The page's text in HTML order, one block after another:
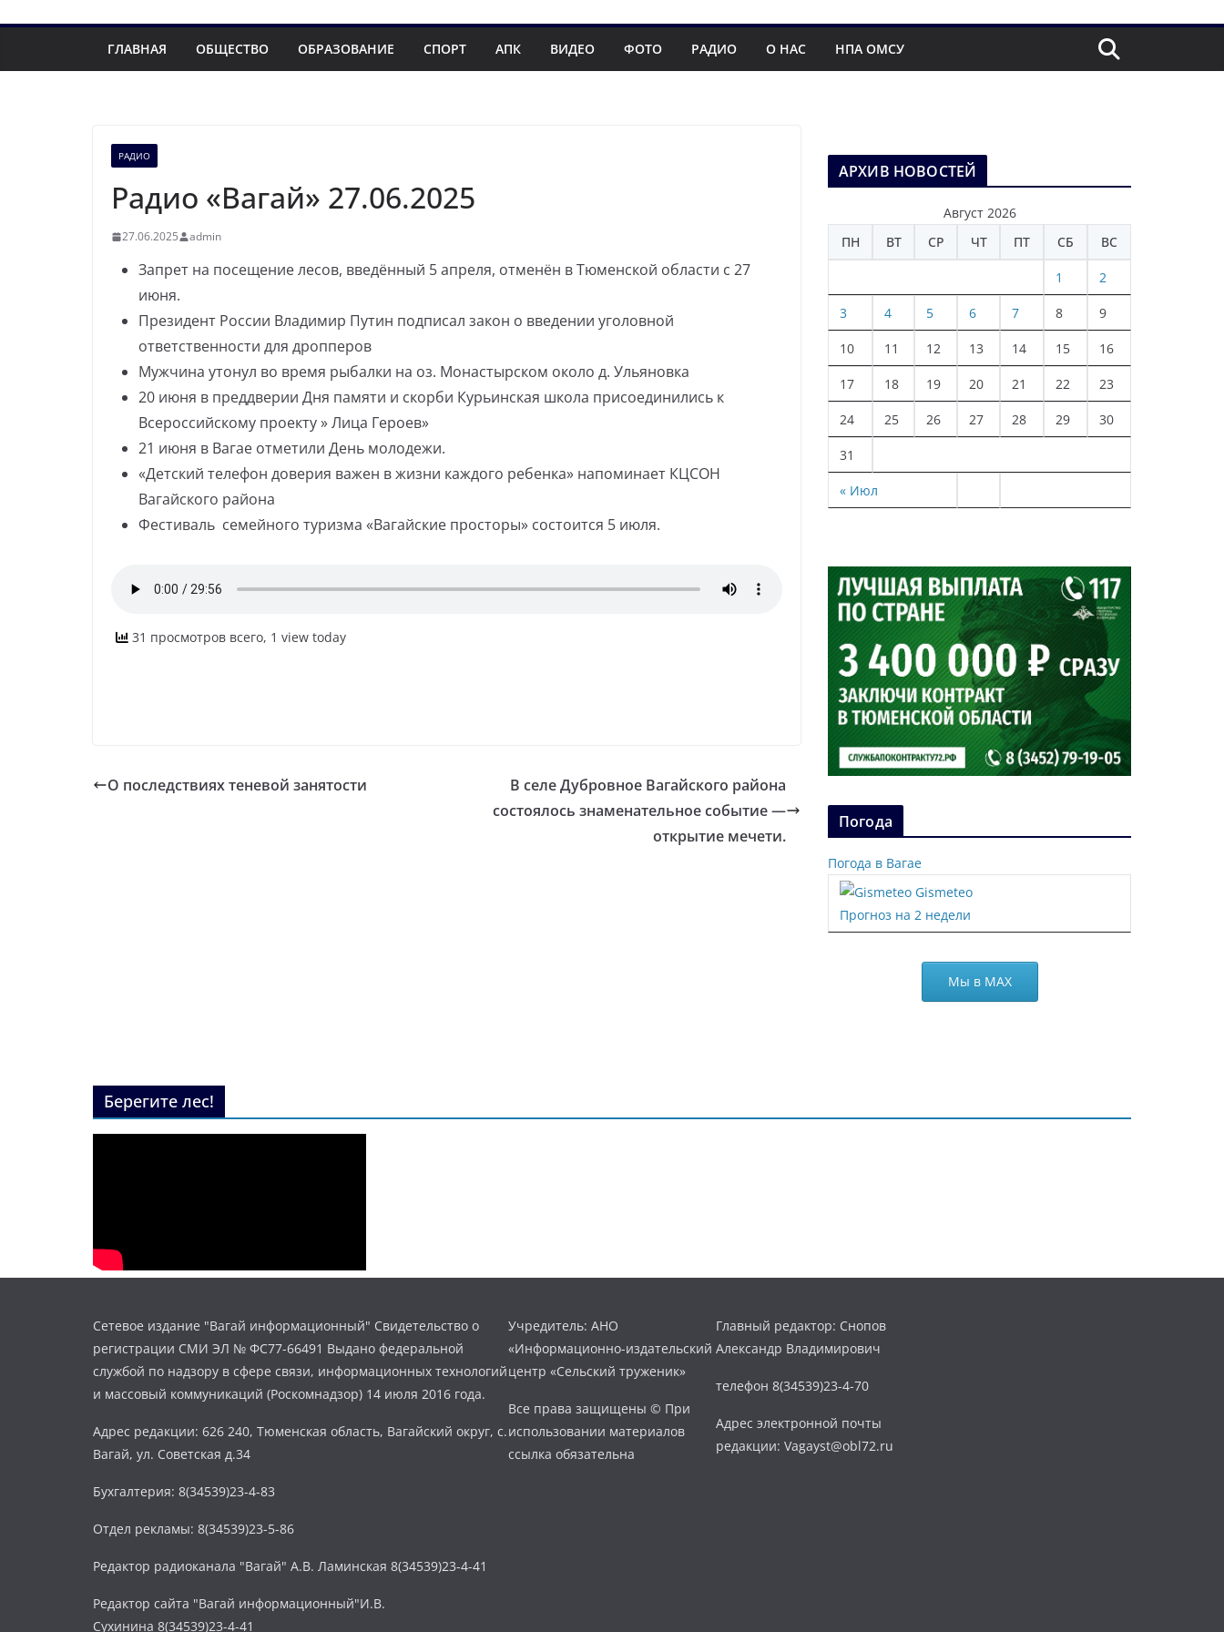
ГЛАВНАЯ ОБЩЕСТВО ОБРАЗОВАНИЕ СПОРТ АПК ВИДЕО ФОТО РАДИО О НАС НПА ОМСУ
РАДИО
Радио «Вагай» 27.06.2025
27.06.2025 admin
Запрет на посещение лесов, введённый 5 апреля, отменён в Тюменской области с 27
июня.
Президент России Владимир Путин подписал закон о введении уголовной
ответственности для дропперов
Мужчина утонул во время рыбалки на оз. Монастырском около д. Ульяновка
20 июня в преддверии Дня памяти и скорби Курьинская школа присоединились к
Всероссийскому проекту » Лица Героев»
21 июня в Вагае отметили День молодежи.
«Детский телефон доверия важен в жизни каждого ребенка» напоминает КЦСОН
Вагайского района
Фестиваль семейного туризма «Вагайские просторы» состоится 5 июля.
31 просмотров всего, 1 view today
О последствиях теневой занятости
В селе Дубровное Вагайского района
состоялось знаменательное событие —
открытие мечети.
АРХИВ НОВОСТЕЙ
Август 2026
ПН
ВТ СР ЧТ ПТ СБ ВС
« Июл
1 2
3 4 5 6 7 8 9
10 11 12 13 14 15 16
17 18 19 20 21 22 23
24 25 26 27 28 29 30
31
Погода
Погода в Вагае
Gismeteo
Прогноз на 2 недели
Мы в МАХ
Берегите лес!
Сетевое издание "Вагай информационный" Свидетельство о
регистрации СМИ ЭЛ № ФС77-66491 Выдано федеральной
службой по надзору в сфере связи, информационных технологий
и массовый коммуникаций (Роскомнадзор) 14 июля 2016 года.
Адрес редакции: 626 240, Тюменская область, Вагайский округ, с.
Вагай, ул. Советская д.34
Бухгалтерия: 8(34539)23-4-83
Отдел рекламы: 8(34539)23-5-86
Редактор радиоканала "Вагай" А.В. Ламинская 8(34539)23-4-41
Редактор сайта "Вагай информационный"И.В.
Сухинина 8(34539)23-4-41
Учредитель: АНО
«Информационно-издательский
центр «Сельский труженик»
Все права защищены © При
использовании материалов
ссылка обязательна
Главный редактор: Снопов
Александр Владимирович
телефон 8(34539)23-4-70
Адрес электронной почты
редакции: Vagayst@obl72.ru